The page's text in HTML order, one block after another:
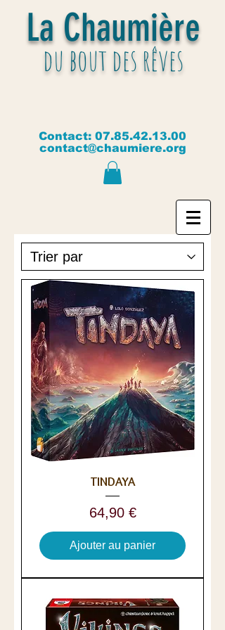
La Chaumière
du bout des rêves
Contact: 07.85.42.13.00
contact@chaumiere.org
TINDAYA
Prix
64,90 €
Ajouter au panier